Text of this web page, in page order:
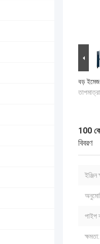
বড়
100
বিবরণ
ইঞ্জিন
পাইপ
ক্ষমতা: